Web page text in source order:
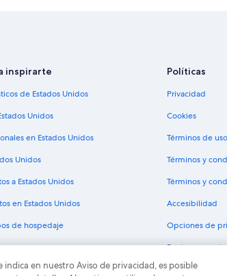
inspirarte
de Estados Unidos
Unidos
en Estados Unidos
Unidos
a Estados Unidos
en Estados Unidos
de hospedaje
Políticas
Privacidad
Cookies
Términos de uso
Términos y
Términos y
Accesibilidad
Opciones de
Pautas y
en nuestro Aviso de privacidad, es posible